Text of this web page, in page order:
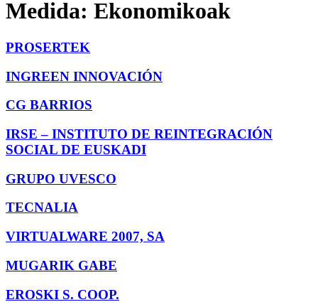
Medida: Ekonomikoak
PROSERTEK
INGREEN INNOVACIÓN
CG BARRIOS
IRSE – INSTITUTO DE REINTEGRACIÓN
SOCIAL DE EUSKADI
GRUPO UVESCO
TECNALIA
VIRTUALWARE 2007, SA
MUGARIK GABE
EROSKI S. COOP.